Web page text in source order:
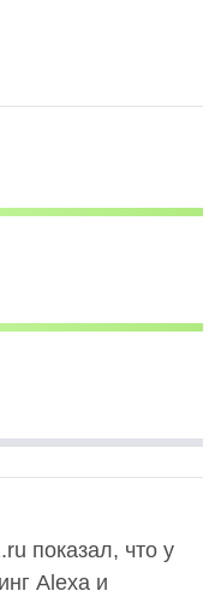
показал, что у
Alexa и